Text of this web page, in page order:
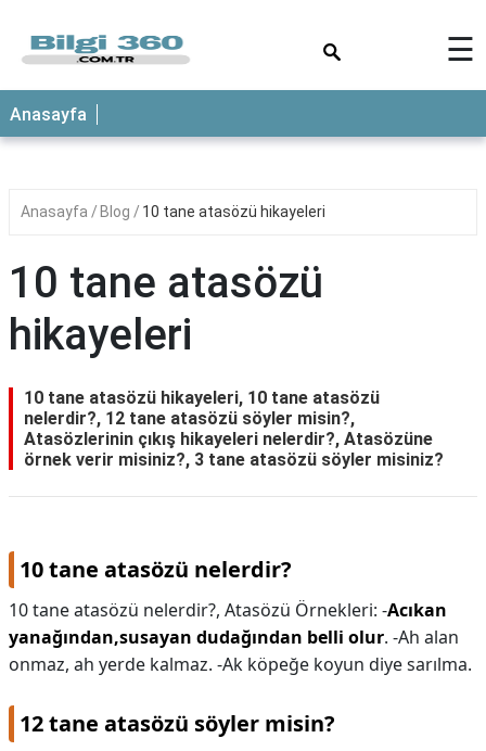
ANASAYFA
☰
Anasayfa
Anasayfa Blog 10 tane atasözü hikayeleri
10 tane atasözü
hikayeleri
10 tane atasözü hikayeleri, 10 tane atasözü
nelerdir?, 12 tane atasözü söyler misin?,
Atasözlerinin çıkış hikayeleri nelerdir?, Atasözüne
örnek verir misiniz?, 3 tane atasözü söyler misiniz?
10 tane atasözü nelerdir?
10 tane atasözü nelerdir?, Atasözü Örnekleri: -Acıkan
yanağından,susayan dudağından belli olur. -Ah alan
onmaz, ah yerde kalmaz. -Ak köpeğe koyun diye sarılma.
12 tane atasözü söyler misin?